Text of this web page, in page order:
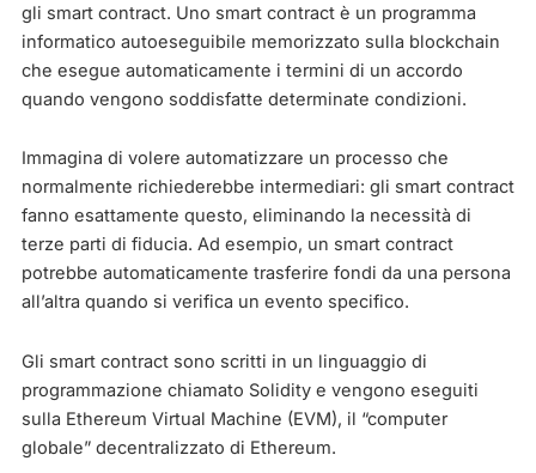
gli smart contract. Uno smart contract è un programma
informatico autoeseguibile memorizzato sulla blockchain
che esegue automaticamente i termini di un accordo
quando vengono soddisfatte determinate condizioni.
Immagina di volere automatizzare un processo che
normalmente richiederebbe intermediari: gli smart contract
fanno esattamente questo, eliminando la necessità di
terze parti di fiducia. Ad esempio, un smart contract
potrebbe automaticamente trasferire fondi da una persona
all’altra quando si verifica un evento specifico.
Gli smart contract sono scritti in un linguaggio di
programmazione chiamato Solidity e vengono eseguiti
sulla Ethereum Virtual Machine (EVM), il “computer
globale” decentralizzato di Ethereum.